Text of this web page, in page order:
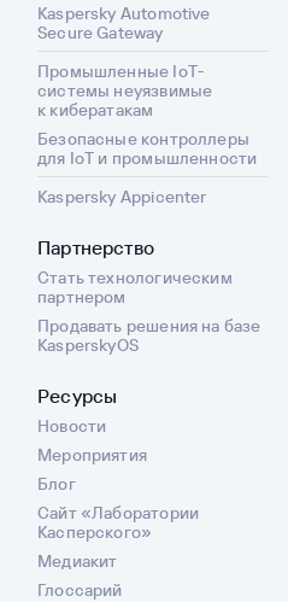
Kaspersky Automotive
Secure Gateway
Промышленные IoT-
системы неуязвимые
к кибератакам
Безопасные контроллеры
для IoT и промышленности
Kaspersky Appicenter
Партнерство
Стать технологическим
партнером
Продавать решения на базе
KasperskyOS
Ресурсы
Новости
Мероприятия
Блог
Сайт «Лаборатории
Касперского»
Медиакит
Глоссарий